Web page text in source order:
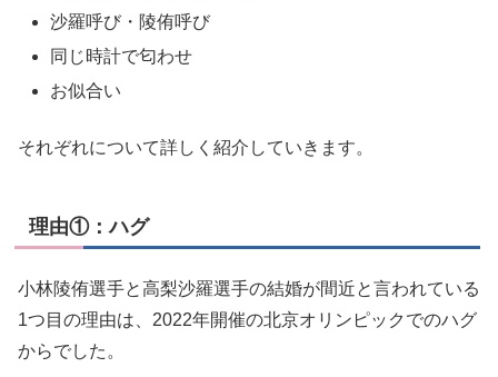
沙羅呼び・陵侑呼び
同じ時計で匂わせ
お似合い
それぞれについて詳しく紹介していきます。
理由①：ハグ
小林陵侑選手と高梨沙羅選手の結婚が間近と言われている
1つ目の理由は、2022年開催の北京オリンピックでのハグ
からでした。